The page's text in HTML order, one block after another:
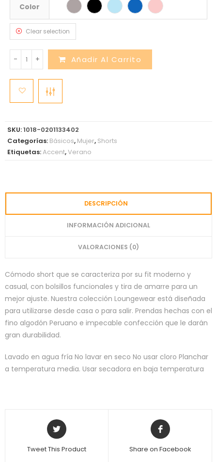
Color
Clear selection
- + Añadir Al Carrito
SKU:1018-0201133402
Categorías: Básicos, Mujer, Shorts
Etiquetas:Accent,Verano
DESCRIPCIÓN
INFORMACIÓN ADICIONAL
VALORACIONES (0)
Cómodo short que se caracteriza por su fit moderno y
casual, con bolsillos funcionales y tira de amarre para un
mejor ajuste. Nuestra colección Loungewear está diseñada
para utilizarse desde casa o para salir. Prendas hechas con el
fino algodón Peruano e impecable confección que le darán
gran durabilidad.
Lavado en agua fría No lavar en seco No usar cloro Planchar
a temperatura media. Usar secadora en baja temperatura
Tweet This Product Share on Facebook